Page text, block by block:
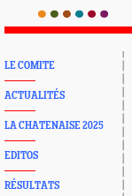
LE COMITE
ACTUALITÉS
LA CHATENAISE 2025
EDITOS
RÉSULTATS